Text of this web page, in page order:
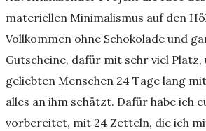
materiellen Minimalismus auf den
Vollkommen ohne Schokolade und
Gutscheine, dafür mit sehr viel Platz,
geliebten Menschen 24 Tage lang
alles an ihm schätzt. Dafür habe ich
vorbereitet, mit 24 Zetteln, die ich